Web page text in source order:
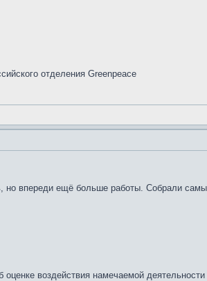
отделения Greenpeace
но впереди ещё больше работы. Собрали
оценке воздействия намечаемой